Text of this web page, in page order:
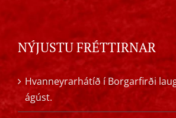
NÝJUSTU FRÉTTIRNAR
Hvanneyrarhátíð í Borgarfirði
ágúst.